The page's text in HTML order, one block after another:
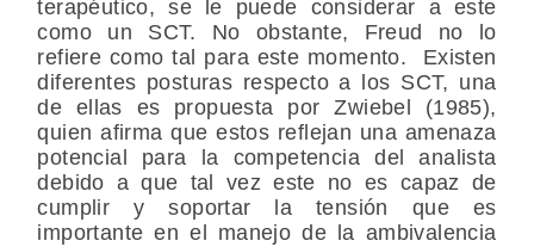
terapéutico, se le puede considerar a este
como un SCT. No obstante, Freud no lo
refiere como tal para este momento. Existen
diferentes posturas respecto a los SCT, una
de ellas es propuesta por Zwiebel (1985),
quien afirma que estos reflejan una amenaza
potencial para la competencia del analista
debido a que tal vez este no es capaz de
cumplir y soportar la tensión que es
importante en el manejo de la ambivalencia